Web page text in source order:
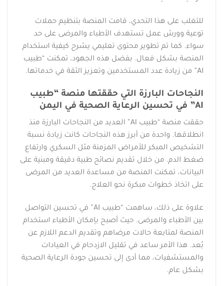
للتغلب على هذا التحدي، قامت المنصة بتنظيم حملات
توعية وورش عمل تستهدف الأطباء والمرضى على حد
سواء. كما تم تطوير محتوى تعليمي يشرح كيفية استخدام
المنصة بشكل فعال. بفضل هذه الجهود، تمكنت “طبيب
AI” من زيادة عدد المستخدمين وتعزيز الثقة في خدماتها.
النجاحات البارزة التي حققتها منصة “طبيب
AI” في تحسين الرعاية الصحية في اليمن
حققت منصة “طبيب AI” العديد من النجاحات البارزة منذ
انطلاقها. واحدة من أبرز هذه النجاحات كانت زيادة نسبة
التشخيص المبكر للأمراض المزمنة مثل السكري وارتفاع
ضغط الدم. من خلال تقديم نصائح طبية دقيقة ومبنية على
البيانات، تمكنت المنصة من مساعدة العديد من المرضى
على اتخاذ خطوات مبكرة نحو العلاج.
علاوة على ذلك، ساهمت “طبيب AI” في تحسين التواصل
بين الأطباء والمرضى. حيث أصبح بإمكان الأطباء استخدام
المنصة لمتابعة حالات مرضاهم وتقديم الدعم اللازم عن
بُعد. هذا الأمر ساعد في تقليل الازدحام في العيادات
والمستشفيات، مما أدى إلى تحسين جودة الرعاية الصحية
بشكل عام.